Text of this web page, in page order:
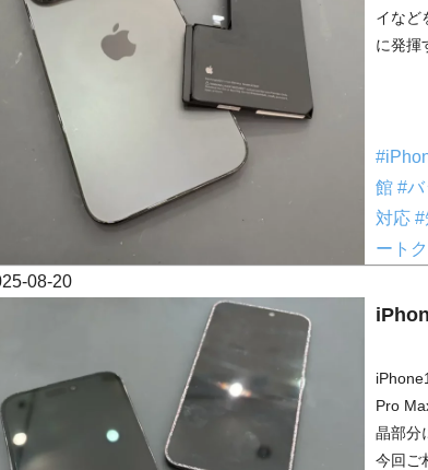
イなど
に発揮
館 #バ
対応 #
ート
08-20
Pro
晶部分
今回ご